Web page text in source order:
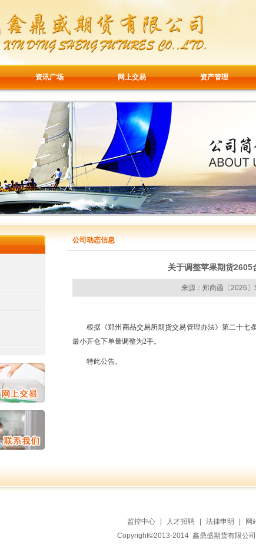
资讯广场 网上交易 资产管理
公司动态信息
关于调整苹果期货2605
来源：郑商函〔2026
根据《郑州商品交易所期货交易管理办法》第二十七
最小开仓下单量调整为2手。
特此公告。
监控中心 人才招聘 法律申明 网
Copyright©2013-2014 鑫鼎盛期货有限公